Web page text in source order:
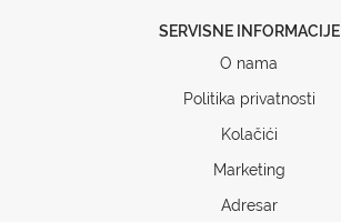
SERVISNE INFORMACIJE
O nama
Politika privatnosti
Kolačići
Marketing
Adresar